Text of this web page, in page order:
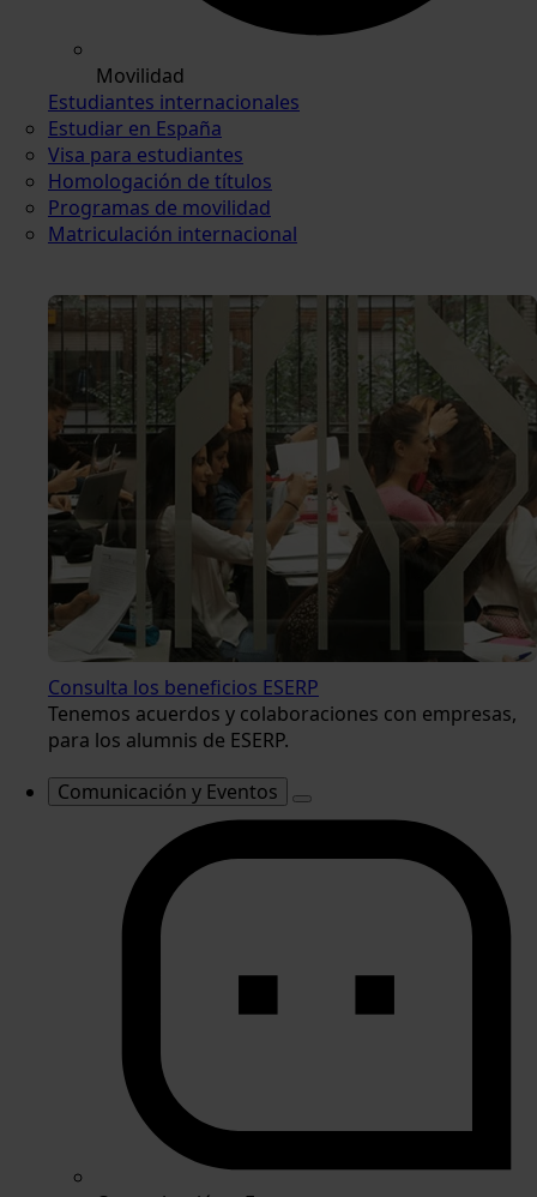
Movilidad
Estudiantes internacionales
Estudiar en España
Visa para estudiantes
Homologación de títulos
Programas de movilidad
Matriculación internacional
Consulta los beneficios ESERP
Tenemos acuerdos y colaboraciones con empresas,
para los alumnis de ESERP.
Comunicación y Eventos